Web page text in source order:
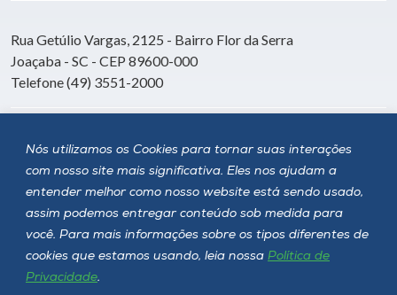
Nós utilizamos os Cookies para tornar suas interações
com nosso site mais significativa. Eles nos ajudam a
entender melhor como nosso website está sendo usado,
assim podemos entregar conteúdo sob medida para
você. Para mais informações sobre os tipos diferentes de
cookies que estamos usando, leia nossa Política de
Privacidade.
Rua Getúlio Vargas, 2125 - Bairro Flor da Serra
Joaçaba - SC - CEP 89600-000
Telefone (49) 3551-2000
Siga a Unoesc